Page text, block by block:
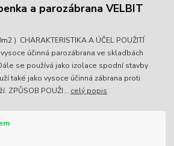
a parozábrana VELBIT
) CHARAKTERISTIKA A ÚČEL POUŽITÍ
účinná parozábrana ve skladbách
se používá jako izolace spodní stavby
také jako vysoce účinná zábrana proti
ZPŮSOB POUŽI... celý popis